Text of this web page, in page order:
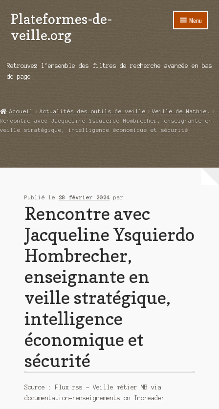
Aller
à
la
Aller
au
contenu
Plateformes-de-
veille.org
Menu
Répertoire d’ouitils
Démos vidéos
Ouvrir
Qui sommes-nous ?
Retrouvez l’ensemble des filtres de recherche avancée en bas
de page.
Accueil Actualités des outils de veille
Veille de Mathieu
Rencontre avec Jacqueline Ysquierdo Hombrecher, enseignante en
veille stratégique, intelligence économique et sécurité
Publié le 28 février 2024 par
Rencontre avec
Jacqueline Ysquierdo
Hombrecher,
enseignante en
veille stratégique,
intelligence
économique et
sécurité
Source : Flux rss – Veille métier MB via
documentation-renseignements on Inoreader